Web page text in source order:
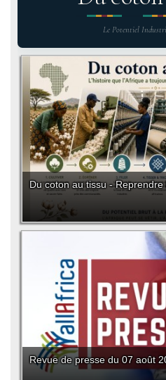
Le Potentiel
Du coton au tissu -
Revue de presse du 07 août